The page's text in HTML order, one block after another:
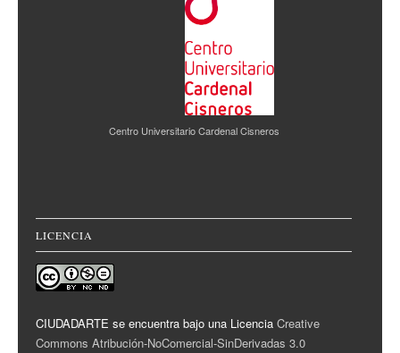
Centro Universitario Cardenal Cisneros
LICENCIA
CIUDADARTE se encuentra bajo una Licencia Creative
Commons Atribución-NoComercial-SinDerivadas 3.0